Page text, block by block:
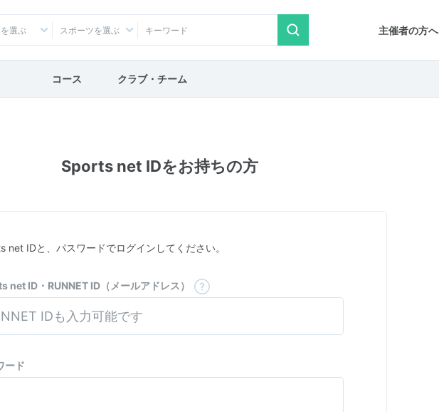
主催者の方へ
選ぶ スポーツを選ぶ
コース クラブ・チーム
Sports net IDをお持ちの方
net IDと、パスワードでログインしてください。
net ID・RUNNET ID（メールアドレス）
ード